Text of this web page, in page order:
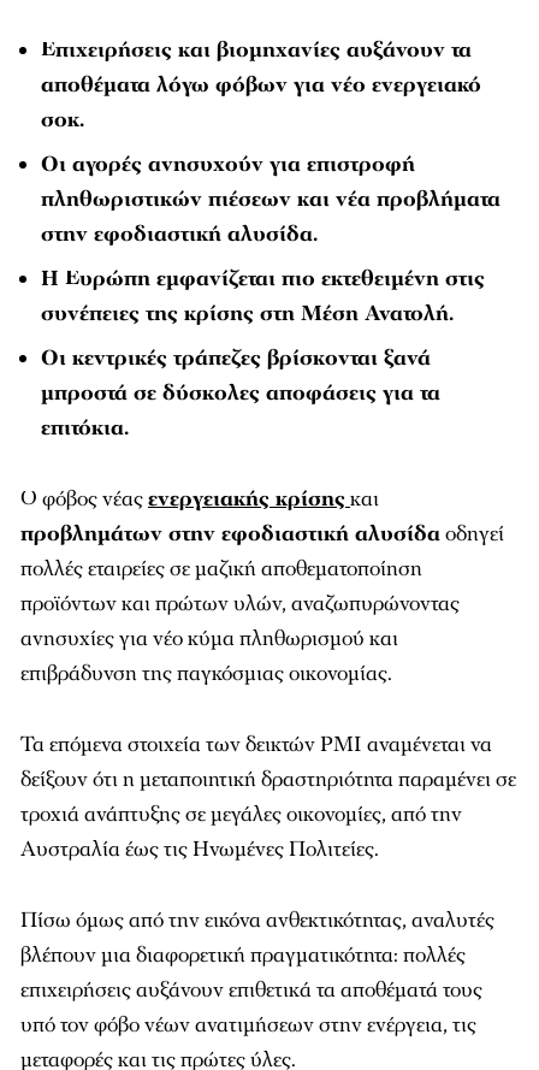
Επιχειρήσεις και βιομηχανίες αυξάνουν τα
αποθέματα λόγω φόβων για νέο ενεργειακό
σοκ.
Οι αγορές ανησυχούν για επιστροφή
πληθωριστικών πιέσεων και νέα προβλήματα
στην εφοδιαστική αλυσίδα.
Η Ευρώπη εμφανίζεται πιο εκτεθειμένη στις
συνέπειες της κρίσης στη Μέση Ανατολή.
Οι κεντρικές τράπεζες βρίσκονται ξανά
μπροστά σε δύσκολες αποφάσεις για τα
επιτόκια.
Ο φόβος νέαςενεργειακής κρίσηςκαι
προβλημάτων στην εφοδιαστική αλυσίδαοδηγεί
πολλές εταιρείες σε μαζική αποθεματοποίηση
προϊόντων και πρώτων υλών, αναζωπυρώνοντας
ανησυχίες για νέο κύμα πληθωρισμού και
επιβράδυνση της παγκόσμιας οικονομίας.
Τα επόμενα στοιχεία των δεικτών PMI αναμένεται να
δείξουν ότι η μεταποιητική δραστηριότητα παραμένει σε
τροχιά ανάπτυξης σε μεγάλες οικονομίες, από την
Αυστραλία έως τις Ηνωμένες Πολιτείες.
Πίσω όμως από την εικόνα ανθεκτικότητας, αναλυτές
βλέπουν μια διαφορετική πραγματικότητα: πολλές
επιχειρήσεις αυξάνουν επιθετικά τα αποθέματά τους
υπό τον φόβο νέων ανατιμήσεων στην ενέργεια, τις
μεταφορές και τις πρώτες ύλες.